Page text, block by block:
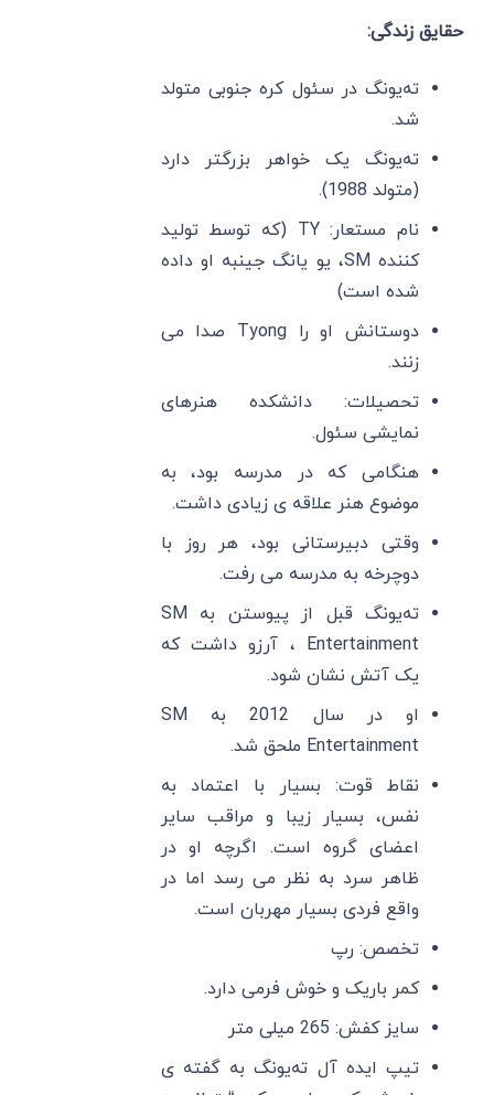
حقایق زندگی:
ته‌یونگ در سئول کره جنوبی متولد
شد.
ته‌یونگ یک خواهر بزرگتر دارد
(متولد 1988).
نام مستعار: TY (که توسط تولید
کننده SM، یو یانگ جینبه او داده
شده است)
دوستانش او را Tyong صدا می
زنند.
تحصیلات: دانشکده هنرهای
نمایشی سئول.
هنگامی که در مدرسه بود، به
موضوع هنر علاقه ی زیادی داشت.
وقتی دبیرستانی بود، هر روز با
دوچرخه به مدرسه می رفت.
ته‌یونگ قبل از پیوستن به SM
Entertainment ، آرزو داشت که
یک آتش نشان شود.
او در سال 2012 به SM
Entertainment ملحق شد.
نقاط قوت: بسیار با اعتماد به
نفس، بسیار زیبا و مراقب سایر
اعضای گروه است. اگرچه او در
ظاهر سرد به نظر می رسد اما در
واقع فردی بسیار مهربان است.
تخصص: رپ
کمر باریک و خوش فرمی دارد.
سایز کفش: 265 میلی متر
تیپ ایده آل ته‌یونگ به گفته ی